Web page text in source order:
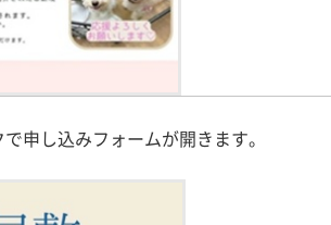
申し込みフォームが開きます。